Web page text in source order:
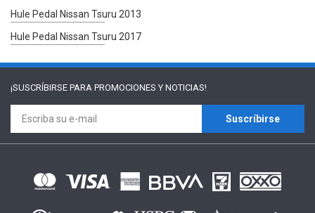
Hule Pedal Nissan Tsuru 2013
Hule Pedal Nissan Tsuru 2017
¡SUSCRÍBIRSE PARA PROMOCIONES Y NOTICIAS!
Suscríbirse